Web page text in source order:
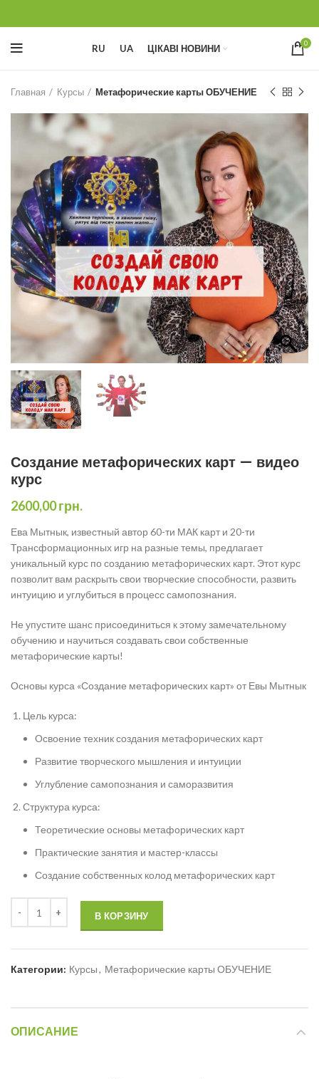
RU UA ЦІКАВІ НОВИНИ 0
Главная Курсы Метафорические карты ОБУЧЕНИЕ
Создание метафорических карт — видео
курс
2600,00грн.
Ева Мытнык, известный автор 60-ти МАК карт и 20-ти
Трансформационных игр на разные темы, предлагает
уникальный курс по созданию метафорических карт. Этот курс
позволит вам раскрыть свои творческие способности, развить
интуицию и углубиться в процесс самопознания.
Не упустите шанс присоединиться к этому замечательному
обучению и научиться создавать свои собственные
метафорические карты!
Основы курса «Создание метафорических карт» от Евы Мытнык
Цель курса:
Освоение техник создания метафорических карт
Развитие творческого мышления и интуиции
Углубление самопознания и саморазвития
Структура курса:
Теоретические основы метафорических карт
Практические занятия и мастер-классы
Создание собственных колод метафорических карт
В КОРЗИНУ
Категории: Курсы, Метафорические карты ОБУЧЕНИЕ
ОПИСАНИЕ